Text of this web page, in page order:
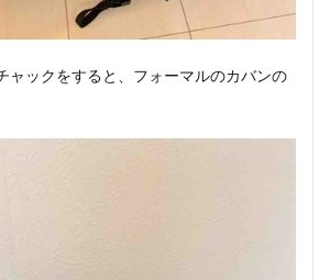
ャックをすると、フォーマルのカバンの